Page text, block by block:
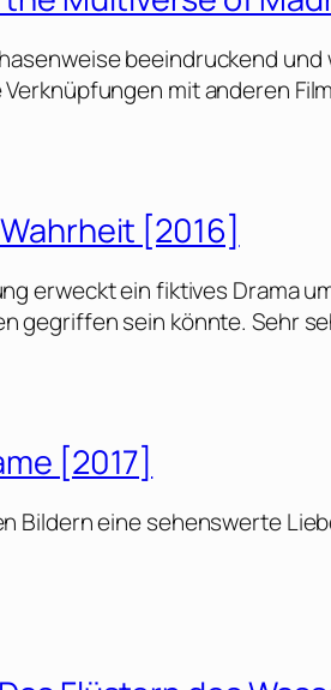
beeindruckend
mit anderen
[2016]
erweckt ein fiktives Drama
gegriffen sein könnte. Sehr
[2017]
Bildern eine sehenswerte